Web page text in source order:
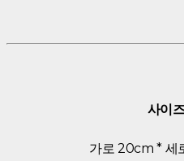
사이
가로 20cm * 세